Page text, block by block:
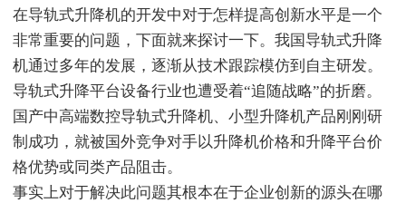
在导轨式升降机的开发中对于怎样提高创新水平是一个
非常重要的问题，下面就来探讨一下。我国导轨式升降
机通过多年的发展，逐渐从技术跟踪模仿到自主研发。
导轨式升降平台设备行业也遭受着“追随战略”的折磨。
国产中高端数控导轨式升降机、小型升降机产品刚刚研
制成功，就被国外竞争对手以升降机价格和升降平台价
格优势或同类产品阻击。
事实上对于解决此问题其根本在于企业创新的源头在哪